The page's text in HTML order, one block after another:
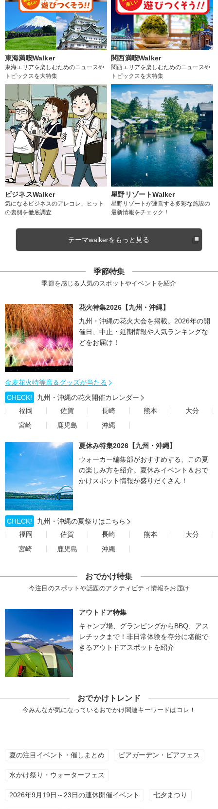
東海満喫Walker
東海エリアを楽しむためのニュースや
トピックスを大特集
関西満喫Walker
関西エリアを楽しむためのニュースや
トピックスを大特集
ビジネスWalker
気になるビジネスのアレコレ、ヒット
の裏側を徹底調査
星野リゾートWalker
星野リゾートが運営する多彩な施設の
最新情報をチェック！
テーマwalkerをもっと見る
季節特集
季節を感じる人気のスポットやイベントを紹介
花火特集2026【九州・沖縄】
九州・沖縄の花火大会を掲載。2026年の開
催日、中止・延期情報や人気ランキングな
どをお届け！
金麦花火特等席＆グッズが当たる
CHECK!
九州・沖縄の花火開催カレンダー
福岡
佐賀 長崎 熊本
大分
宮崎
鹿児島 沖縄
夏休み特集2026【九州・沖縄】
ウォーカー編集部がおすすめする、この夏
の楽しみ方を紹介。夏休みイベント＆おで
かけスポット情報が盛りだくさん！
CHECK!
九州・沖縄の夏祭りはこちら
福岡
佐賀 長崎 熊本
大分
宮崎
鹿児島 沖縄
おでかけ特集
今注目のスポットや話題のアクティビティ情報をお届け
アウトドア特集
キャンプ場、グランピングからBBQ、アス
レチックまで！非日常体験を存分に堪能で
きるアウトドアスポットを紹介
おでかけトレンド
今みんなが気になっているおでかけ関連キーワードはコレ！
夏の注目イベント・催しまとめ ビアガーデン・ビアフェス
水かけ祭り・ウォーターフェス
2026年9月19日～23日の連休開催イベント 七夕まつり